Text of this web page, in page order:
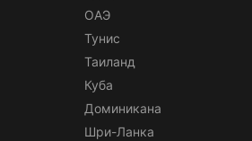
ОАЭ
Тунис
Таиланд
Куба
Доминикана
Шри-Ланка